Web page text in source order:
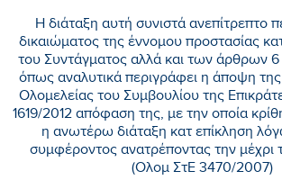
Η διάταξη αυτή συνιστά ανεπίτρεπτο
δικαιώματος της έννομου προστασίας
του Συντάγματος αλλά και των άρθρων 6
όπως αναλυτικά περιγράφει η άποψη
Ολομελείας του Συμβουλίου της
1619/2012 απόφαση της, με την οποία
η ανωτέρω διάταξη κατ επίκληση
συμφέροντος ανατρέποντας την μέχρι
(Ολομ ΣτΕ 3470/2007)